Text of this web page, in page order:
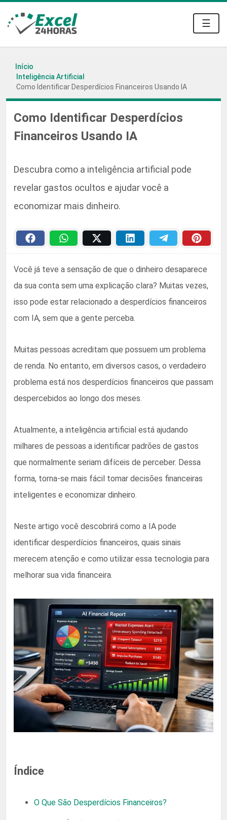
☰
Início
Inteligência Artificial
Como Identificar Desperdícios Financeiros Usando IA
Como Identificar Desperdícios
Financeiros Usando IA
Descubra como a inteligência artificial pode
revelar gastos ocultos e ajudar você a
economizar mais dinheiro.
Você já teve a sensação de que o dinheiro desaparece
da sua conta sem uma explicação clara? Muitas vezes,
isso pode estar relacionado a desperdícios financeiros
com IA, sem que a gente perceba.
Muitas pessoas acreditam que possuem um problema
de renda. No entanto, em diversos casos, o verdadeiro
problema está nos desperdícios financeiros que passam
despercebidos ao longo dos meses.
Atualmente, a inteligência artificial está ajudando
milhares de pessoas a identificar padrões de gastos
que normalmente seriam difíceis de perceber. Dessa
forma, torna-se mais fácil tomar decisões financeiras
inteligentes e economizar dinheiro.
Neste artigo você descobrirá como a IA pode
identificar desperdícios financeiros, quais sinais
merecem atenção e como utilizar essa tecnologia para
melhorar sua vida financeira.
Índice
O Que São Desperdícios Financeiros?